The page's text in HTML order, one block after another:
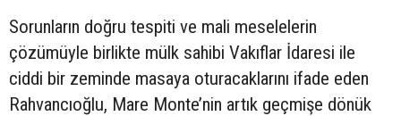
Sorunların doğru tespiti ve mali meselelerin
çözümüyle birlikte mülk sahibi Vakıflar İdaresi ile
ciddi bir zeminde masaya oturacaklarını ifade eden
Rahvancıoğlu, Mare Monte’nin artık geçmişe dönük